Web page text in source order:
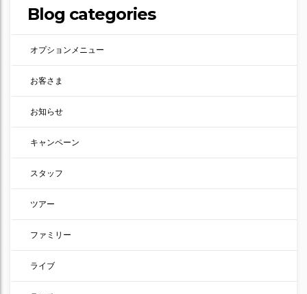
Blog categories
オプションメニュー
お客さま
お知らせ
キャンペーン
スタッフ
ツアー
ファミリー
ライブ